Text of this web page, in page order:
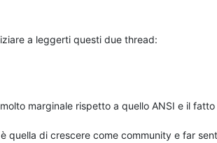
a leggerti questi due thread:
marginale rispetto a quello ANSI e il fatto
quella di crescere come community e far